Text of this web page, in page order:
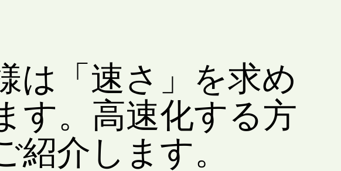
は「速さ」を求め
す。高速化する方
紹介します。